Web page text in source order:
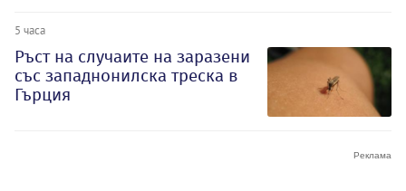
5 часа
Ръст на случаите на заразени
със западнонилска треска в
Гърция